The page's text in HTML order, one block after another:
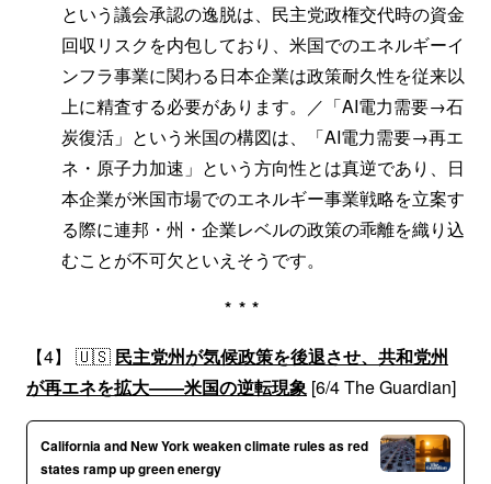
という議会承認の逸脱は、民主党政権交代時の資金
回収リスクを内包しており、米国でのエネルギーイ
ンフラ事業に関わる日本企業は政策耐久性を従来以
上に精査する必要があります。／「AI電力需要→石
炭復活」という米国の構図は、「AI電力需要→再エ
ネ・原子力加速」という方向性とは真逆であり、日
本企業が米国市場でのエネルギー事業戦略を立案す
る際に連邦・州・企業レベルの政策の乖離を織り込
むことが不可欠といえそうです。
***
【4】 🇺🇸 民主党州が気候政策を後退させ、共和党州
が再エネを拡大——米国の逆転現象 [6/4 The Guardian]
California and New York weaken climate rules as red
states ramp up green energy